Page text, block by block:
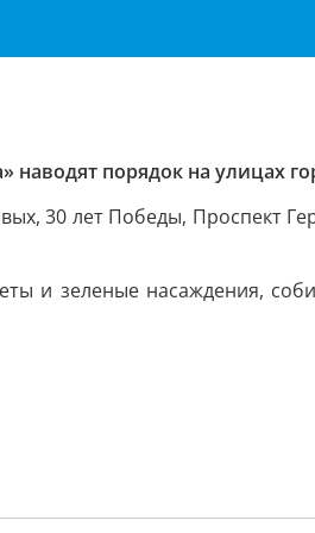
наводят порядок на улицах
30 лет Победы, Проспект
и зеленые насаждения,